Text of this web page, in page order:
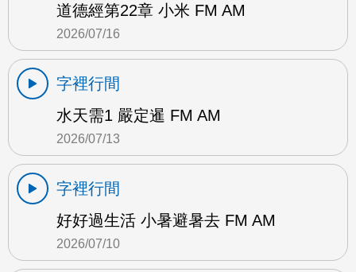
道德經第22章 小米 FM AM
2026/07/16
字裡行間
水天需1 嚴定暹 FM AM
2026/07/13
字裡行間
好好過生活 小暑避暑去 FM AM
2026/07/10